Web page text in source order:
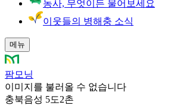
농사, 무엇이든 물어보세요
이웃들의 병해충 소식
메뉴
팜모닝
이미지를 불러올 수 없습니다
충북음성 5도2촌